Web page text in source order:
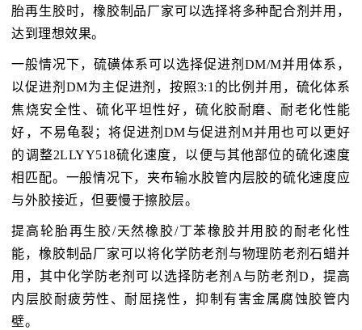
胎再生胶时，橡胶制品厂家可以选择将多种配合剂并用，
达到理想效果。
一般情况下，硫磺体系可以选择促进剂DM/M并用体系，
以促进剂DM为主促进剂，按照3:1的比例并用，硫化体系
焦烧安全性、硫化平坦性好，硫化胶耐磨、耐老化性能
好，不易龟裂；将促进剂DM与促进剂M并用也可以更好
的调整2LLYY518硫化速度，以便与其他部位的硫化速度
相匹配。一般情况下，夹布输水胶管内层胶的硫化速度应
与外胶接近，但要慢于擦胶层。
提高轮胎再生胶/天然橡胶/丁苯橡胶并用胶的耐老化性
能，橡胶制品厂家可以将化学防老剂与物理防老剂石蜡并
用，其中化学防老剂可以选择防老剂A与防老剂D，提高
内层胶耐疲劳性、耐屈挠性，抑制有害金属腐蚀胶管内
壁。